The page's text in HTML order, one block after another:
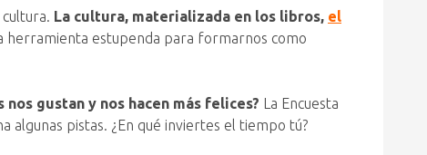
La cultura, materializada en los libros, el
herramienta estupenda para formarnos como
gustan y nos hacen más felices? La Encuesta
pistas. ¿En qué inviertes el tiempo tú?